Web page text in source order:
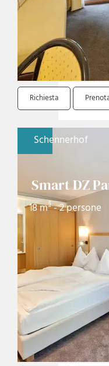
Richiesta
Schennerhof
Smart DZ
18 m² - 2 persone